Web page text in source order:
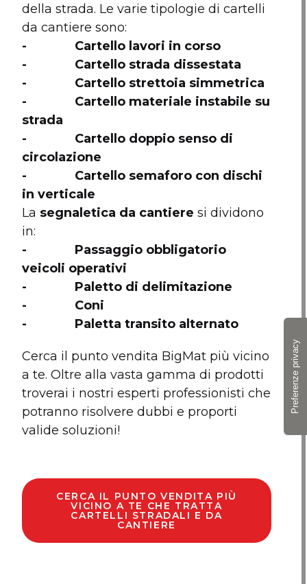
della strada. Le varie tipologie di cartelli
da cantiere sono:
- Cartello lavori in corso
- Cartello strada dissestata
- Cartello strettoia simmetrica
- Cartello materiale instabile su
strada
- Cartello doppio senso di
circolazione
- Cartello semaforo con dischi
in verticale
La segnaletica da cantiere si dividono
in:
- Passaggio obbligatorio
veicoli operativi
- Paletto di delimitazione
- Coni
- Paletta transito alternato
Cerca il punto vendita BigMat più vicino
a te. Oltre alla vasta gamma di prodotti
troverai i nostri esperti professionisti che
potranno risolvere dubbi e proporti
valide soluzioni!
CERCA IL PUNTO VENDITA PIÙ
VICINO A TE CHE TRATTA
CARTELLI STRADALI E DA
CANTIERE